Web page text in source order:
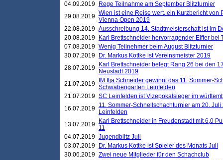
04.09.2019
Rege Teilnahme am September Blitzturnier
29.08.2019 Wien ist eine Reise wert, ein Kurzbericht von
Vienna Open 2019
22.08.2019 Ausschreibung 14. Stadtmeisterschaft ist im
20.08.2019
Karl Brettschneider hervorragender Elfter bei
07.08.2019 Wenig Teilnehmer beim August Blitzturnier
30.07.2019
Dr. Markus Kottke ist Vereinsmeister 2019
28.07.2019
Karl Brettschneider belegt Rang 26 bei den
Neustadt 2019
21.07.2019
IM Ilja Schneider gewinnt das 11. Sommer-
Schwabengarten Leinfelden
21.07.2019 SC Leinfelden ist Vizepokalsieger im
16.07.2019 11. Sommer-Schnellschachturnier am 20.
Leinfelden
13.07.2019
Karl Brettschneider in Freudenstadt mit 6,0
11
04.07.2019 Jugendblitz Juli
03.07.2019
Dr. Markus Kottke ist Spieler des Monats Juli
30.06.2019 Zwei neue Mitglieder für den Schachclub